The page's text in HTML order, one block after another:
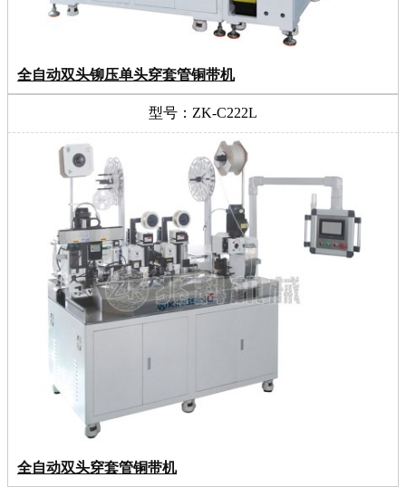
全自动双头铆压单头穿套管铜带机
型号：ZK-C222L
全自动双头穿套管铜带机